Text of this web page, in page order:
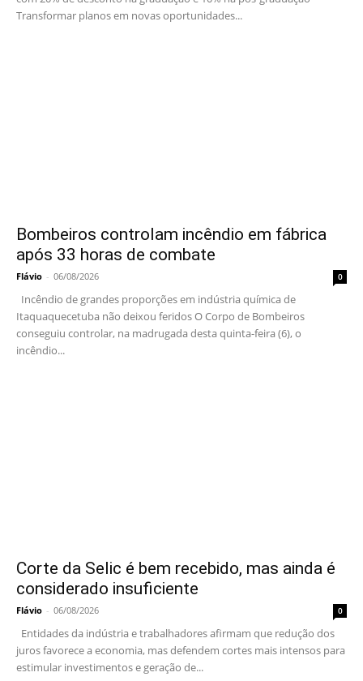
Transformar planos em novas oportunidades...
Bombeiros controlam incêndio em fábrica
após 33 horas de combate
Flávio - 06/08/2026 0
Incêndio de grandes proporções em indústria química de
Itaquaquecetuba não deixou feridos O Corpo de Bombeiros
conseguiu controlar, na madrugada desta quinta-feira (6), o
incêndio...
Corte da Selic é bem recebido, mas ainda é
considerado insuficiente
Flávio - 06/08/2026 0
Entidades da indústria e trabalhadores afirmam que redução dos
juros favorece a economia, mas defendem cortes mais intensos para
estimular investimentos e geração de...